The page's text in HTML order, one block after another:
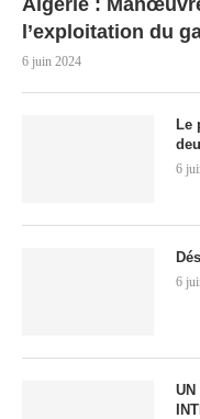
Algérie :
l’exploitation du
6 juin 2024
Le
6
6
UN